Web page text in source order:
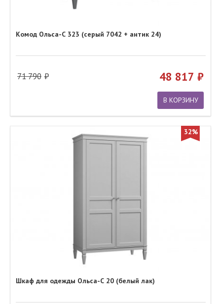
Комод Ольса-С 323 (серый 7042 + антик 24)
71 790 48 817
В КОРЗИНУ
32%
Шкаф для одежды Ольса-С 20 (белый лак)